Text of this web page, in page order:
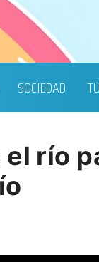
SOCIEDAD
río